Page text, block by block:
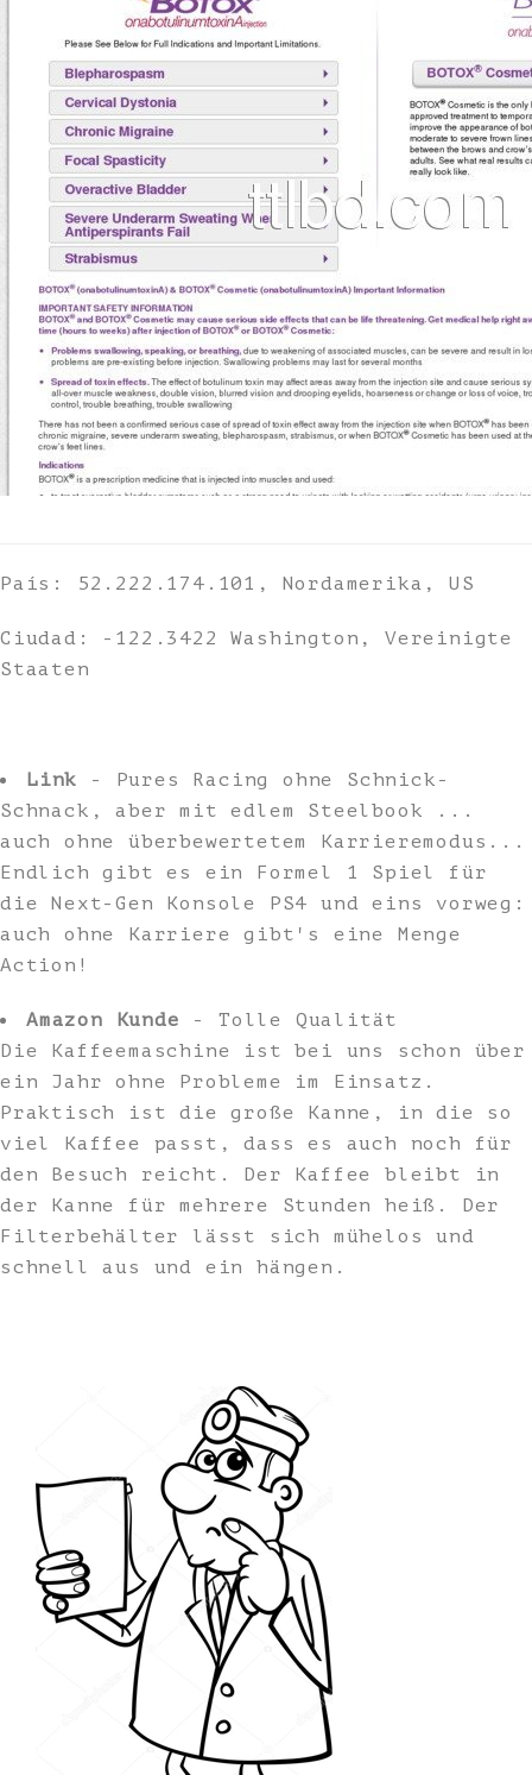
País: 52.222.174.101, Nordamerika, US
Ciudad: -122.3422 Washington, Vereinigte
Staaten
Link - Pures Racing ohne Schnick-
Schnack, aber mit edlem Steelbook ...
auch ohne überbewertetem Karrieremodus...
Endlich gibt es ein Formel 1 Spiel für
die Next-Gen Konsole PS4 und eins vorweg:
auch ohne Karriere gibt's eine Menge
Action!
Amazon Kunde - Tolle Qualität
Die Kaffeemaschine ist bei uns schon über
ein Jahr ohne Probleme im Einsatz.
Praktisch ist die große Kanne, in die so
viel Kaffee passt, dass es auch noch für
den Besuch reicht. Der Kaffee bleibt in
der Kanne für mehrere Stunden heiß. Der
Filterbehälter lässt sich mühelos und
schnell aus und ein hängen.